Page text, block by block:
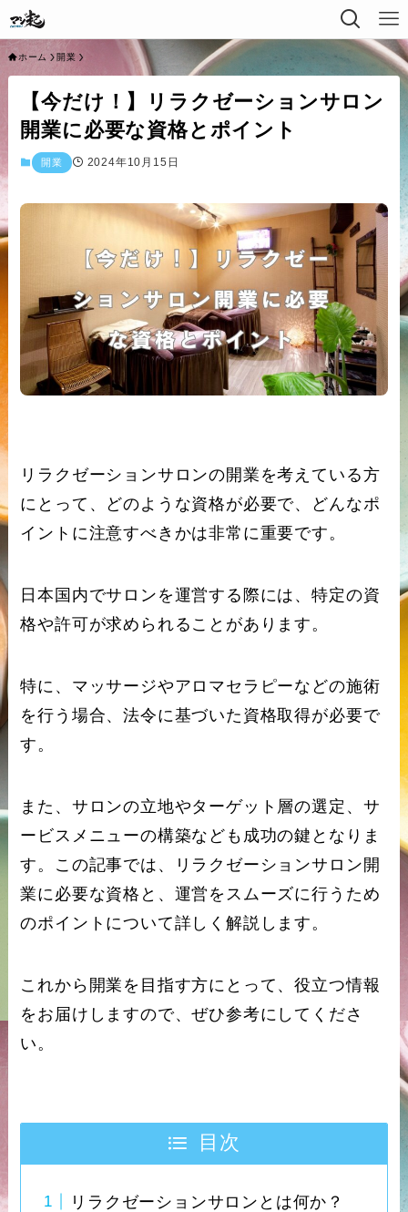
ホーム 開業
【今だけ！】リラクゼーションサロン
開業に必要な資格とポイント
開業 2024年10月15日
リラクゼーションサロンの開業を考えている方
にとって、どのような資格が必要で、どんなポ
イントに注意すべきかは非常に重要です。
日本国内でサロンを運営する際には、特定の資
格や許可が求められることがあります。
特に、マッサージやアロマセラピーなどの施術
を行う場合、法令に基づいた資格取得が必要で
す。
また、サロンの立地やターゲット層の選定、サ
ービスメニューの構築なども成功の鍵となりま
す。この記事では、リラクゼーションサロン開
業に必要な資格と、運営をスムーズに行うため
のポイントについて詳しく解説します。
これから開業を目指す方にとって、役立つ情報
をお届けしますので、ぜひ参考にしてくださ
い。
目次
リラクゼーションサロンとは何か？